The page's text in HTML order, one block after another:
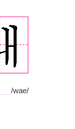
/wae/